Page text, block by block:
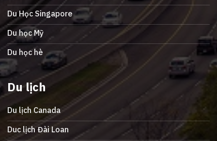
Du Học Singapore
Du học Mỹ
Du học hè
Du lịch
Du lịch Canada
Duc lịch Đài Loan